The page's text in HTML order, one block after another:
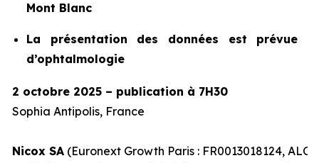
Mont Blanc
La présentation des données est prévue
d’ophtalmologie
2 octobre 2025 – publication à 7H30
Sophia Antipolis, France
Nicox SA (Euronext Growth Paris : FR0013018124,